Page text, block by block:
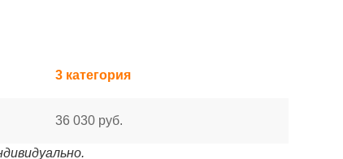
3 категория
36 030 руб.